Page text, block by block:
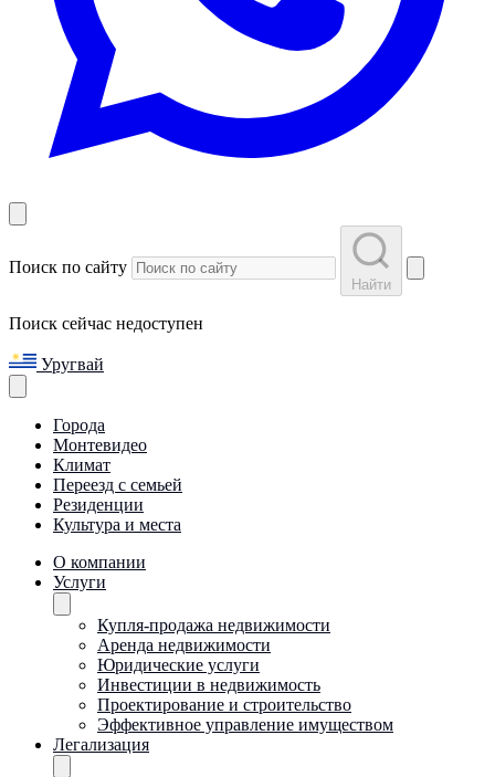
Поиск по сайту
Найти
Поиск сейчас недоступен
Уругвай
Города
Монтевидео
Климат
Переезд с семьей
Резиденции
Культура и места
О компании
Услуги
Купля-продажа недвижимости
Аренда недвижимости
Юридические услуги
Инвестиции в недвижимость
Проектирование и строительство
Эффективное управление имуществом
Легализация